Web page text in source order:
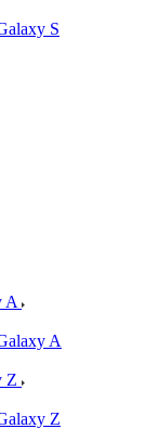
S
A
A
Z
Z